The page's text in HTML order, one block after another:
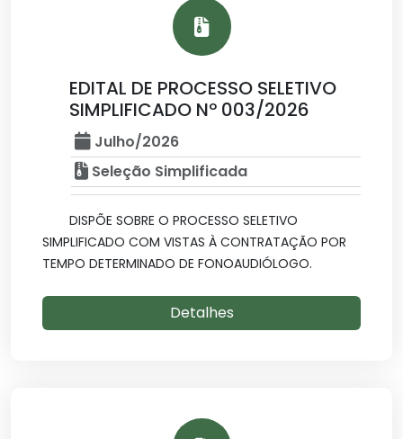
EDITAL DE PROCESSO SELETIVO
SIMPLIFICADO Nº 003/2026
Julho/2026
Seleção Simplificada
DISPÕE SOBRE O PROCESSO SELETIVO
SIMPLIFICADO COM VISTAS À CONTRATAÇÃO POR
TEMPO DETERMINADO DE FONOAUDIÓLOGO.
Detalhes